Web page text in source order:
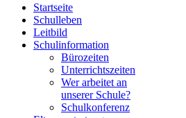
Startseite
Schulleben
Leitbild
Schulinformation
Bürozeiten
Unterrichtszeiten
Wer arbeitet an
unserer Schule?
Schulkonferenz